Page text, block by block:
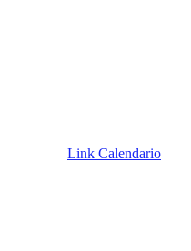
Link Calendario